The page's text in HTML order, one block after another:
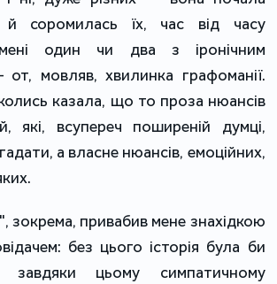
й соромилась їх, час від часу
один чи два з іронічним
мовляв, хвилинка графоманії.
казала, що то проза нюансів
всупереч поширеній думці,
а власне нюансів, емоційних,
зокрема, привабив мене знахідкою
без цього історія була би
завдяки цьому симпатичному